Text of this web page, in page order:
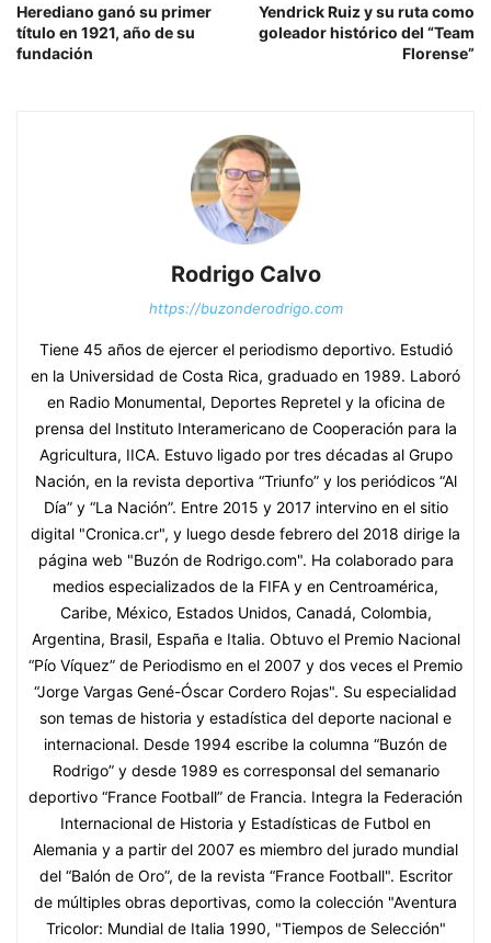
Herediano ganó su primer
título en 1921, año de su
fundación
Yendrick Ruiz y su ruta como
goleador histórico del “Team
Florense”
Rodrigo Calvo
https://buzonderodrigo.com
Tiene 45 años de ejercer el periodismo deportivo. Estudió
en la Universidad de Costa Rica, graduado en 1989. Laboró
en Radio Monumental, Deportes Repretel y la oficina de
prensa del Instituto Interamericano de Cooperación para la
Agricultura, IICA. Estuvo ligado por tres décadas al Grupo
Nación, en la revista deportiva “Triunfo” y los periódicos “Al
Día” y “La Nación”. Entre 2015 y 2017 intervino en el sitio
digital "Cronica.cr", y luego desde febrero del 2018 dirige la
página web "Buzón de Rodrigo.com". Ha colaborado para
medios especializados de la FIFA y en Centroamérica,
Caribe, México, Estados Unidos, Canadá, Colombia,
Argentina, Brasil, España e Italia. Obtuvo el Premio Nacional
“Pío Víquez” de Periodismo en el 2007 y dos veces el Premio
“Jorge Vargas Gené-Óscar Cordero Rojas". Su especialidad
son temas de historia y estadística del deporte nacional e
internacional. Desde 1994 escribe la columna “Buzón de
Rodrigo” y desde 1989 es corresponsal del semanario
deportivo “France Football” de Francia. Integra la Federación
Internacional de Historia y Estadísticas de Futbol en
Alemania y a partir del 2007 es miembro del jurado mundial
del “Balón de Oro”, de la revista “France Football". Escritor
de múltiples obras deportivas, como la colección "Aventura
Tricolor: Mundial de Italia 1990, "Tiempos de Selección"